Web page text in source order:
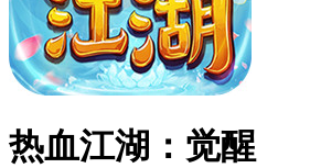
热血江湖：觉醒